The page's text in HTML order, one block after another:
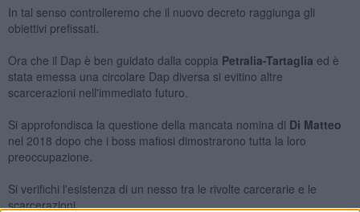
In tal senso controlleremo che il nuovo decreto raggiunga gli
obiettivi prefissati.
Ora che il Dap è ben guidato dalla coppia Petralia-Tartaglia ed è
stata emessa una circolare Dap diversa si evitino altre
scarcerazioni nell'immediato futuro.
Si approfondisca la questione della mancata nomina di Di Matteo
nel 2018 dopo che i boss mafiosi dimostrarono tutta la loro
preoccupazione.
Si verifichi l'esistenza di un nesso tra le rivolte carcerarie e le
scarcerazioni.